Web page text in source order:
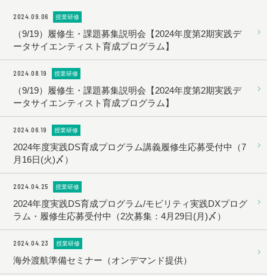
2024.09.06 授業研修
（9/19）履修生・課題募集説明会【2024年度第2期実践デ
ータサイエンティスト育成プログラム】
2024.08.19 授業研修
（9/19）履修生・課題募集説明会【2024年度第2期実践デ
ータサイエンティスト育成プログラム】
2024.06.19 授業研修
2024年度実践DS育成プログラム講義履修生応募受付中（7
月16日(火)〆）
2024.04.25 授業研修
2024年度実践DS育成プログラム/モビリティ実践DXプログ
ラム・履修生応募受付中（2次募集：4月29日(月)〆）
2024.04.23 授業研修
海外渡航準備セミナー（オンデマンド提供）